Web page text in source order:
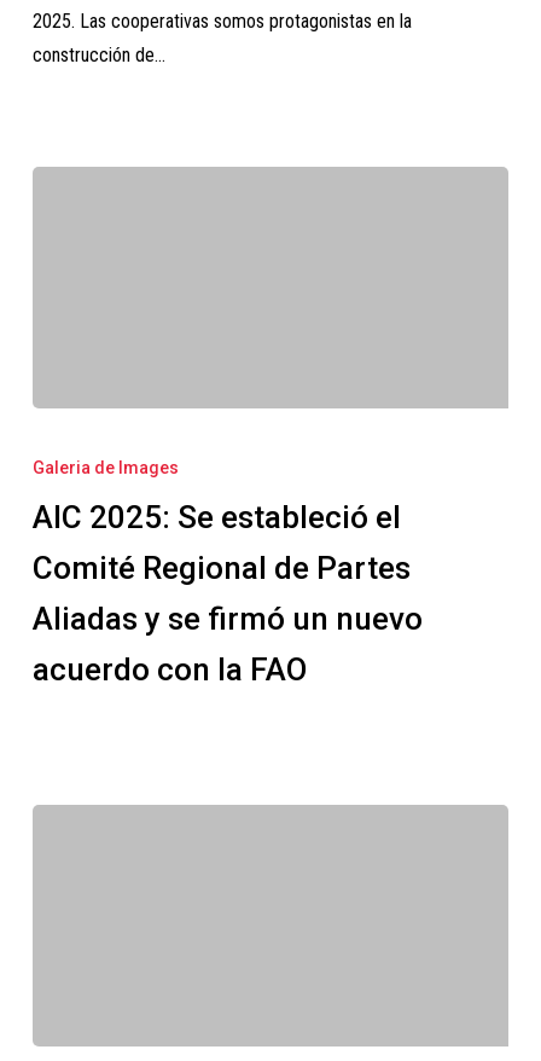
2025. Las cooperativas somos protagonistas en la
construcción de…
2025:
estableció
el
Regional
de
Galeria de Images
AIC 2025: Se estableció el
Comité Regional de Partes
Aliadas y se firmó un nuevo
acuerdo con la FAO